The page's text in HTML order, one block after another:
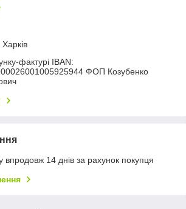
Харків
фактурі IBAN:
ФОП Козубенко
впродовж 14 днів за рахунок покупця